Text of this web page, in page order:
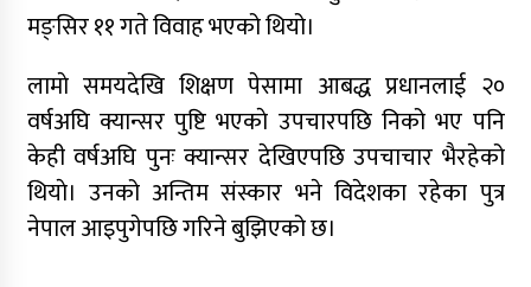
जुम्लामा बेहोस अवस्थामा फेला परेका युवाको मृत्यु
कर्णालीमा कांग्रेसका चार मन्त्रीहरूले दिए राजीनामा
नृपध्वज निरौलाको इजलासले उक्त निर्णय खारेजको
मङ्सिर ११ गते विवाह भएको थियो।
लामाे समयदेखि शिक्षण पेसामा आबद्ध प्रधानलाई २०
वर्षअघि क्यान्सर पुष्टि भएकाे उपचारपछि निको भए पनि
केही वर्षअघि पुनः क्यान्सर देखिएपछि उपचाचार भैरहेको
थियाे। उनको अन्तिम संस्कार भने विदेशका रहेका पुत्र
नेपाल आइपुगेपछि गरिने बुझिएको छ।